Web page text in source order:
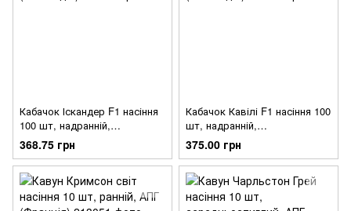
Кабачок Іскандер F1 насіння
100 шт, надранній,
самозапильний, АПГ
(Голландія)
368.75 грн
Кабачок Кавілі F1 насіння 100
шт, надранній,
партенокарпічний, АПГ
(Голландія)
375.00 грн